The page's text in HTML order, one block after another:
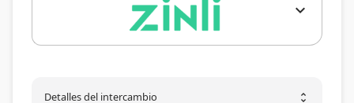
expand_more
Detalles del intercambio unfold_more